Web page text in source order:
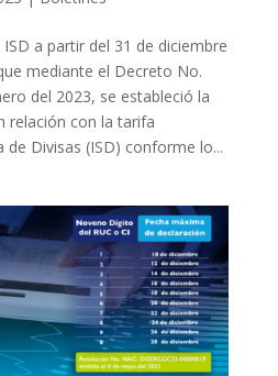
a partir del 31 de diciembre
mediante el Decreto No.
del 2023, se estableció la
relación con la tarifa
de Divisas (ISD) conforme lo...